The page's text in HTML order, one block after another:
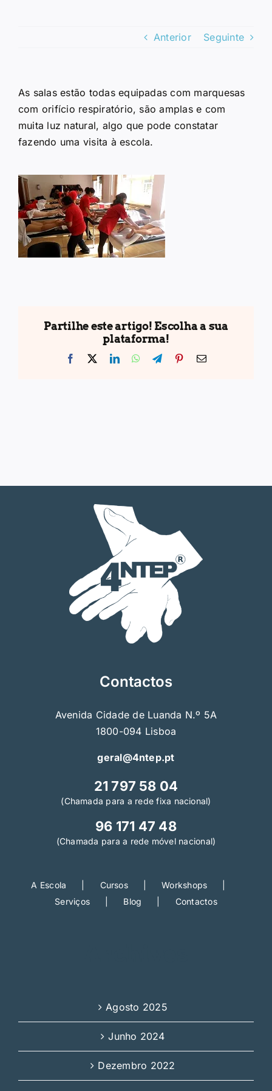
Anterior Seguinte
As salas estão todas equipadas com marquesas
com orifício respiratório, são amplas e com
muita luz natural, algo que pode constatar
fazendo uma visita à escola.
Partilhe este artigo! Escolha a sua
plataforma!
Facebook LinkedInWhatsApp
TelegramPinterestEmail
Contactos
Avenida Cidade de Luanda N.º 5A
1800-094 Lisboa
geral@4ntep.pt
21 797 58 04
(Chamada para a rede fixa nacional)
96 171 47 48
(Chamada para a rede móvel nacional)
A Escola Cursos
Workshops
Serviços
Blog Contactos
Agosto 2025
Junho 2024
Dezembro 2022